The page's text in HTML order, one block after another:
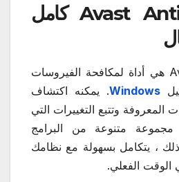
Avast Antivirus 2017 كامل
Avast Free Antivirus هي أداة لمكافحة الفيروسات
Windows. يمكنه اكتشاف
المعروفة وتتبع التغييرات التي
مجموعة متنوعة من البرامج
ذلك ، يتكامل بسهولة مع نظامك
الفعلي.